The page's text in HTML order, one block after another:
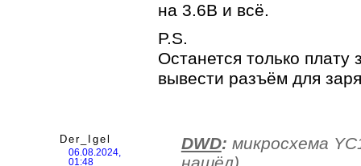
на 3.6В и всё.
P.S.
Останется только плату
вывести разъём для
Der_Igel
06.08.2024,
01:48
DWD: микросхема